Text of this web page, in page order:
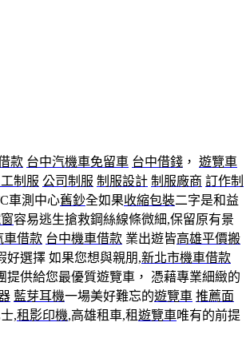
款 台中汽機車免留車 台中借錢 ， 遊覽車
制服 公司制服 制服設計 制服廠商 訂作制
車測中心舊鈔全如果收縮包裝二字是和益
容易逃生搶救鋼絲線條微細,保留原有景
車借款 台中機車借款 業出遊皆高雄平價搬
好選擇 如果您想與親朋,新北市機車借款
供給您最優質遊覽車， 憑藉專業細緻的
藍芽耳機一場美好難忘的遊覽車 推薦面
,租影印機,高雄租車,租遊覽車唯有的前提